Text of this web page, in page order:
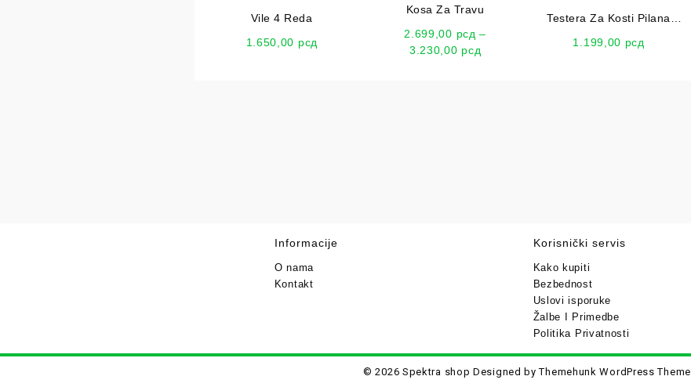
Vile 4 Reda
1.650,00 рсд
Kosa Za Travu
2.699,00 рсд –
3.230,00 рсд
Testera Za Kosti Pilana
1.199,00 рсд
Informacije
O nama
Kontakt
Korisnički servis
Kako kupiti
Bezbednost
Uslovi isporuke
Žalbe I Primedbe
Politika Privatnosti
© 2026 Spektra shop Designed by Themehunk WordPress Theme